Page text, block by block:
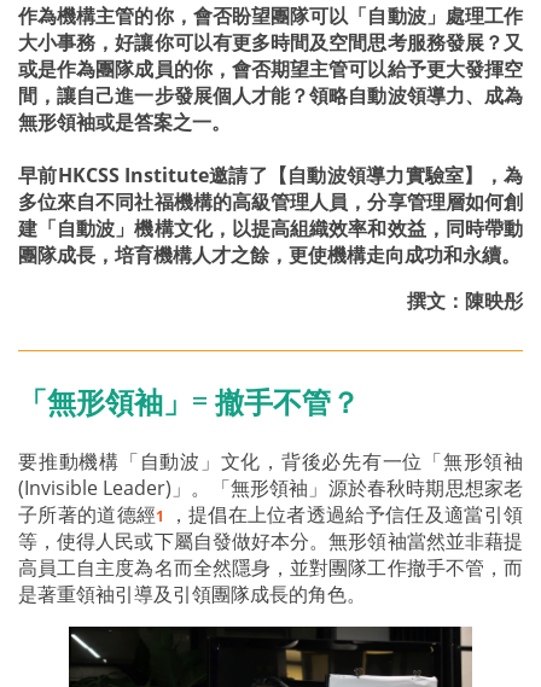
作為機構主管的你，會否盼望團隊可以「自動波」處理工作
大小事務，好讓你可以有更多時間及空間思考服務發展？又
或是作為團隊成員的你，會否期望主管可以給予更大發揮空
間，讓自己進一步發展個人才能？領略自動波領導力、成為
無形領袖或是答案之一。
早前HKCSS Institute邀請了【自動波領導力實驗室】，為
多位來自不同社福機構的高級管理人員，分享管理層如何創
建「自動波」機構文化，以提高組織效率和效益，同時帶動
團隊成長，培育機構人才之餘，更使機構走向成功和永續。
撰文：陳映彤
「無形領袖」= 撤手不管？
要推動機構「自動波」文化，背後必先有一位「無形領袖
(Invisible Leader)」。「無形領袖」源於春秋時期思想家老
子所著的道德經1
，提倡在上位者透過給予信任及適當引領
等，使得人民或下屬自發做好本分。無形領袖當然並非藉提
高員工自主度為名而全然隱身，並對團隊工作撤手不管，而
是著重領袖引導及引領團隊成長的角色。